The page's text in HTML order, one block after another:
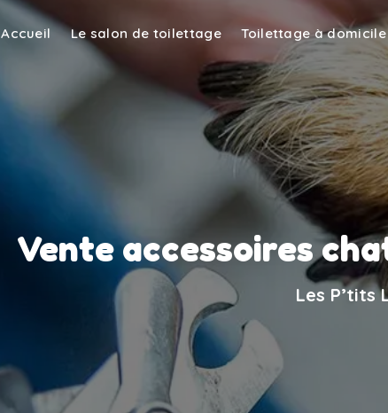
Accueil Le salon de toilettage Toilettage à domicile
Vente accessoires
Les P’tits